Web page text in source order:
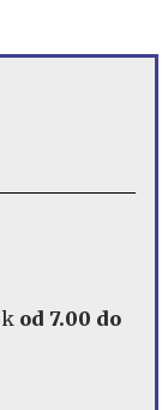
od 7.00 do